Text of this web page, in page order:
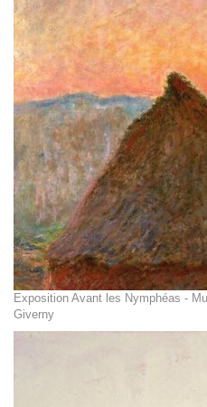
Exposition Avant les Nymphéas -
Giverny